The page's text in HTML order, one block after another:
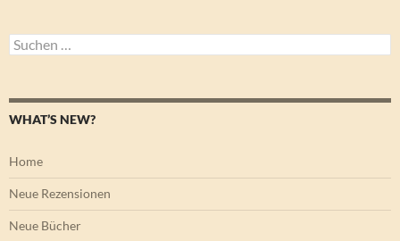
Suchen
nach:
WHAT’S NEW?
Home
Neue Rezensionen
Neue Bücher